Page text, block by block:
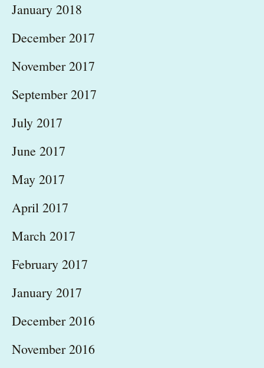
January 2018
December 2017
November 2017
September 2017
July 2017
June 2017
May 2017
April 2017
March 2017
February 2017
January 2017
December 2016
November 2016